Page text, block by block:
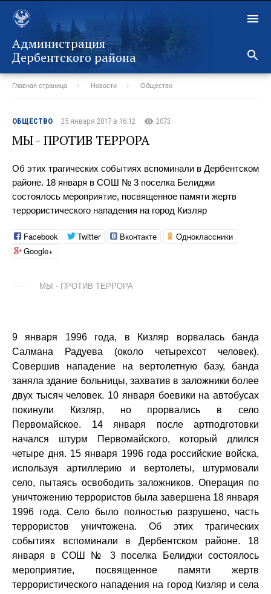
Администрация
Дербентского района
Главная страница Новости Общество
ОБЩЕСТВО 25 января 2017 в 16:12 2073
МЫ - ПРОТИВ ТЕРРОРА
Об этих трагических событиях вспоминали в Дербентском
районе. 18 января в СОШ № 3 поселка Белиджи
состоялось мероприятие, посвященное памяти жертв
террористического нападения на город Кизляр
Facebook Twitter Вконтакте
Одноклассники
Google+
МЫ - ПРОТИВ ТЕРРОРА
9 января 1996 года, в Кизляр ворвалась банда
Салмана Радуева (около четырехсот человек).
Совершив нападение на вертолетную базу, банда
заняла здание больницы, захватив в заложники более
двух тысяч человек. 10 января боевики на автобусах
покинули Кизляр, но прорвались в село
Первомайское. 14 января после артподготовки
начался штурм Первомайского, который длился
четыре дня. 15 января 1996 года российские войска,
используя артиллерию и вертолеты, штурмовали
село, пытаясь освободить заложников. Операция по
уничтожению террористов была завершена 18 января
1996 года. Село было полностью разрушено, часть
террористов уничтожена. Об этих трагических
событиях вспоминали в Дербентском районе. 18
января в СОШ № 3 поселка Белиджи состоялось
мероприятие, посвященное памяти жертв
террористического нападения на город Кизляр и села